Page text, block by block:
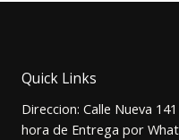
Quick Links
Direccion: Calle Nueva
hora de Entrega por